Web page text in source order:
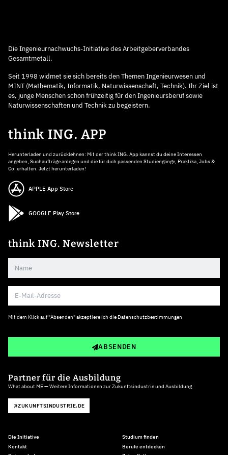
Die Ingenieurnachwuchs-Initiative des Arbeitgeberverbandes
Gesamtmetall.
Seit 1998 widmet sie sich bereits den Themen Ingenieurwesen und
MINT (Mathematik, Informatik, Naturwissenschaft, Technik). Ihr Ziel ist
es, junge Menschen schon frühzeitig für den Ingenieursberuf sowie
Naturwissenschaften und Technik zu begeistern.
think ING. APP
Herunterladen und zurücklehnen: Mit der think ING. App kannst du deine Interessen
angeben, Suchaufträge anlegen und die für dich passenden Studiengänge, Praktika, Jobs &
Co. erhalten. Jetzt herunterladen!
APPLE App Store
GOOGLE Play Store
think ING. Newsletter
Mit dem Klick auf "Absenden" akzeptiere ich die Datenschutzbestimmungen
ABSENDEN
Partner für die Ausbildung
What about ME — Weitere Informationen zur Zukunftsindustrie und Ausbildung
ZUKUNFTSINDUSTRIE.DE
Die Initiative
Kontakt
Studium finden
Berufe entdecken